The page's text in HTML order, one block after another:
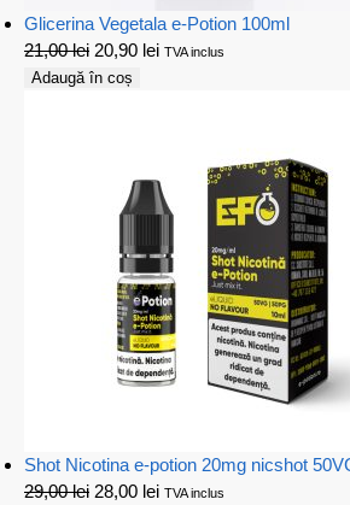
Glicerina Vegetala e-Potion 100ml
21,00lei 20,90 lei TVA inclus
Adaugă în coș
Shot Nicotina e-potion 20mg nicshot
29,00lei 28,00 lei TVA inclus